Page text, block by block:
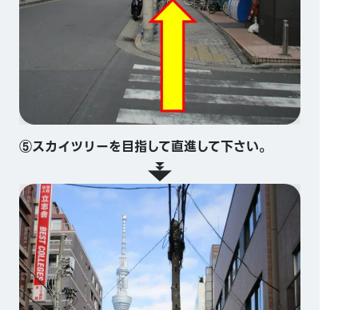
⑤スカイツリーを目指して直進して下さい。